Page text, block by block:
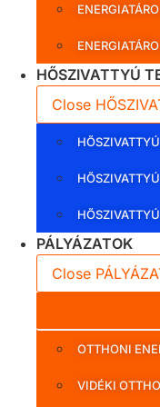
HŐSZIVATTYÚ
Close
PÁLYÁZATOK
Close
OTTHONI
VIDÉKI